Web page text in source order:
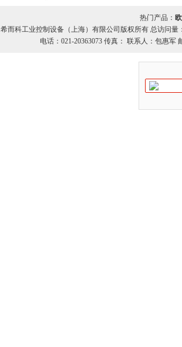
热门产品：
希而科工业控制设备（上海）有限公司版权所有 总访问量
电话：021-20363073 传真： 联系人：包惠军